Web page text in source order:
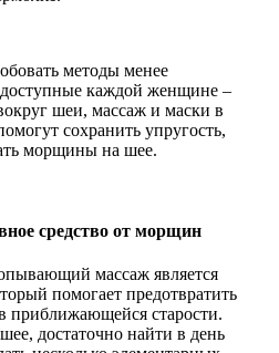
методы менее
каждой женщине –
шеи, массаж и маски в
сохранить упругость,
морщины на шее.
средство от морщин
массаж является
помогает предотвратить
приближающейся старости.
достаточно найти в день